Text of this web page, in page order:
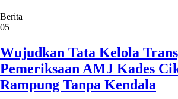
Berita
05
Wujudkan Tata Kelola
Pemeriksaan AMJ Kades
Rampung Tanpa Kendala